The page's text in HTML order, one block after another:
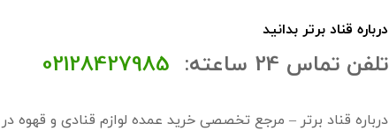
درباره قناد برتر بدانید
تلفن تماس 24 ساعته: 02128427985
درباره قناد برتر – مرجع تخصصی خرید عمده لوازم قنادی و قهوه در